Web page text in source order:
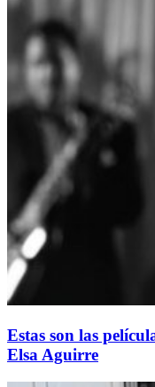
Estas son las
Elsa Aguirre